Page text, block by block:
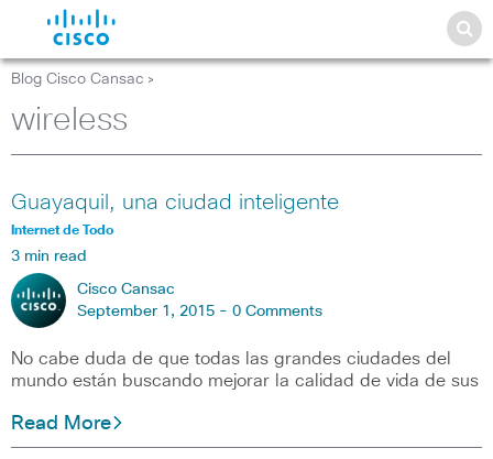
Blog Cisco Cansac >
wireless
Guayaquil, una ciudad inteligente
Internet de Todo
3 min read
Cisco Cansac
September 1, 2015 - 0 Comments
No cabe duda de que todas las grandes ciudades del
mundo están buscando mejorar la calidad de vida de sus
Read More